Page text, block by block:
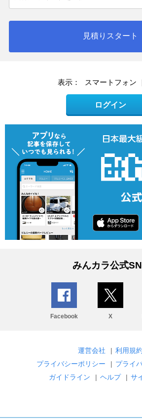
見積りスタート
表示： スマートフォン
ログイン
みんカラ公式
Facebook X
運営会社 | 利用規約
プライバシーポリシー
| プライ
ガイドライン
| ヘルプ | サ